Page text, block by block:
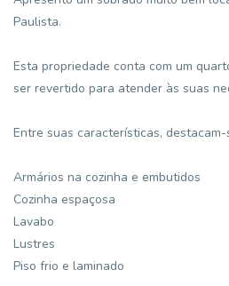
Paulista.
Esta propriedade conta com um
ser revertido para atender às suas
Entre suas características, destacam-
Armários na cozinha e embutidos
Cozinha espaçosa
Lavabo
Lustres
Piso frio e laminado